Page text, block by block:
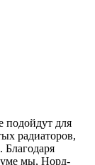
подойдут для
радиаторов,
Благодаря
мы, Норд-